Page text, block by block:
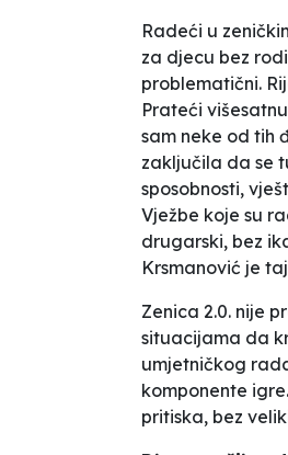
Radeći u
za djecu bez
problematični.
Prateći
sam neke od tih
zaključila da se
sposobnosti,
Vježbe koje su
drugarski, bez
Krsmanović je
Zenica 2.0. nije
situacijama da
umjetničkog
komponente
pritiska, bez